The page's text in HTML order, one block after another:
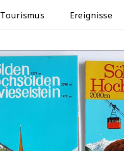
Tourismus Ereignisse